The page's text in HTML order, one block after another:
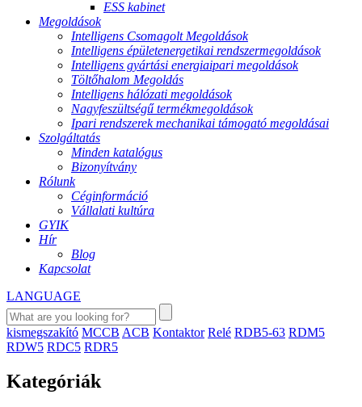
ESS kabinet
Megoldások
Intelligens Csomagolt Megoldások
Intelligens épületenergetikai rendszermegoldások
Intelligens gyártási energiaipari megoldások
Töltőhalom Megoldás
Intelligens hálózati megoldások
Nagyfeszültségű termékmegoldások
Ipari rendszerek mechanikai támogató megoldásai
Szolgáltatás
Minden katalógus
Bizonyítvány
Rólunk
Céginformáció
Vállalati kultúra
GYIK
Hír
Blog
Kapcsolat
LANGUAGE
kismegszakító MCCB ACB Kontaktor Relé RDB5-63 RDM5
RDW5 RDC5 RDR5
Kategóriák